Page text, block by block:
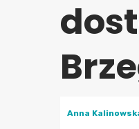
Anna